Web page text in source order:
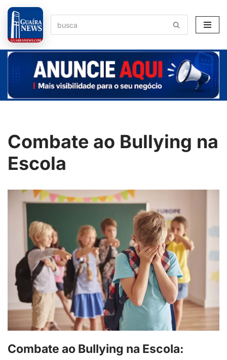
Pular
para
o
conteúdo
Combate ao Bullying na
Escola
Combate ao Bullying na Escola: